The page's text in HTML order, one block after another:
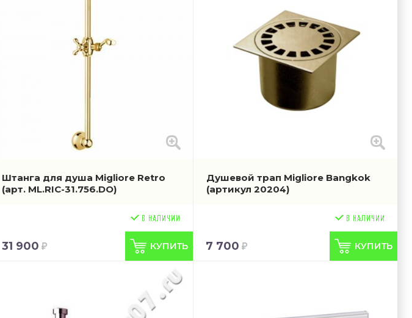
Штанга для душа Migliore Retro
(арт. ML.RIC-31.756.DO)
31 900
Душевой трап Migliore Bangkok
(артикул 20204)
7 700